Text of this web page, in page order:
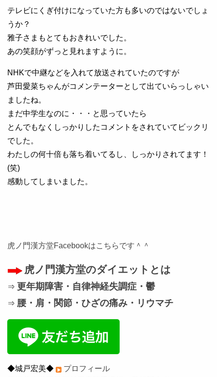
テレビにくぎ付けになっていた方も多いのではないでしょ
うか？
雅子さまもとてもおきれいでした。
あの笑顔がずっと見れますように。
NHKで中継などを入れて放送されていたのですが
芦田愛菜ちゃんがコメンテーターとして出ていらっしゃい
ましたね。
まだ中学生なのに・・・と思っていたら
とんでもなくしっかりしたコメントをされていてビックリ
でした。
わたしの何十倍も落ち着いてるし、しっかりされてます！
(笑)
感動してしまいました。
虎ノ門漢方堂Facebookはこちらです＾＾
虎ノ門漢方堂のダイエットとは
⇒ 更年期障害・自律神経失調症・鬱
⇒ 腰・肩・関節・ひざの痛み・リウマチ
◆城戸宏美◆
プロフィール